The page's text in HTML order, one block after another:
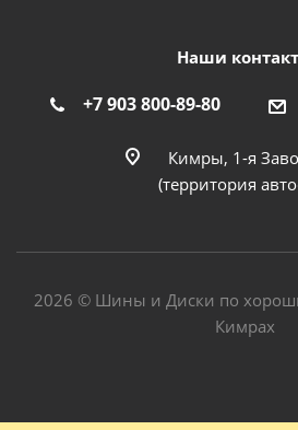
Наши
+7 903 800-89-80
Кимры, 1-я
(территория
2026 © Шины и Диски по
Кимрах